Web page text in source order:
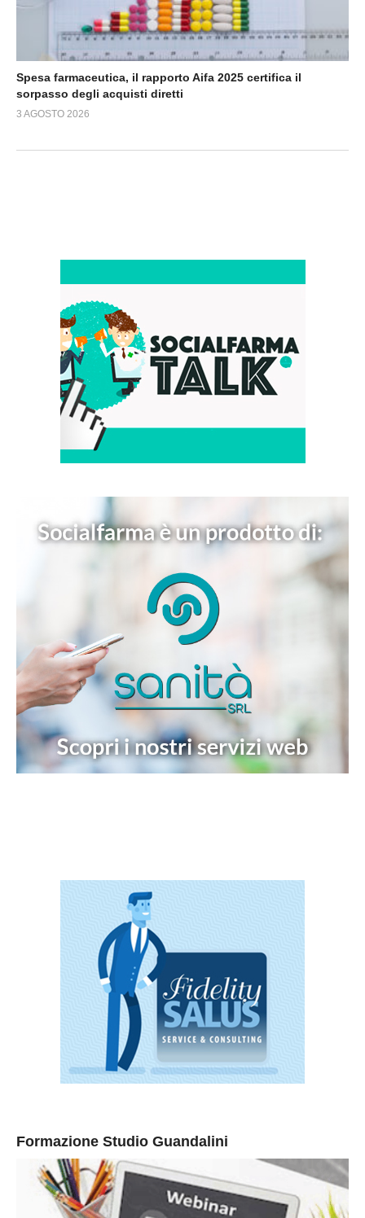
Spesa farmaceutica, il rapporto Aifa 2025 certifica il
sorpasso degli acquisti diretti
3 AGOSTO 2026
Formazione Studio Guandalini